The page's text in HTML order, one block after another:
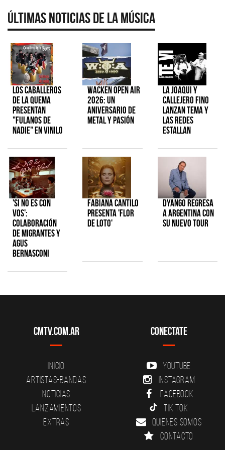
Últimas Noticias de la Música
Los Caballeros
de la Quema
presentan
"Fulanos de
Nadie" en vinilo
Wacken Open Air
2026: Un
aniversario de
metal y pasión
La Joaqui y
Callejero Fino
lanzan tema y
las redes
estallan
'Si No Es Con
Vos':
colaboración
de Migrantes y
Agus
Bernasconi
Fabiana Cantilo
presenta 'Flor
de Loto'
Dyango regresa
a Argentina con
su nuevo tour
CMTV.com.ar
Inicio
Artistas-Bandas
Noticias
Lanzamientos
Extras
Conectate
YouTube
Instagram
Facebook
Tik Tok
Quienes somos
Contacto